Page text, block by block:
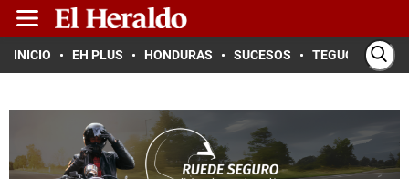
INICIO EH PLUS HONDURAS SUCESOS TEGUCIGALPA